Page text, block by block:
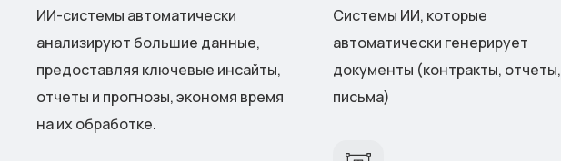
ИИ-системы автоматически
анализируют большие данные,
предоставляя ключевые инсайты,
отчеты и прогнозы, экономя время
на их обработке.
Системы ИИ, которые
автоматически генерирует
документы (контракты, отчеты,
письма)